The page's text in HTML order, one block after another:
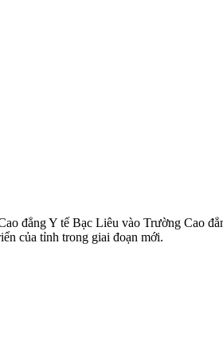
đẳng Y tế Bạc Liêu vào Trường Cao
của tỉnh trong giai đoạn mới.